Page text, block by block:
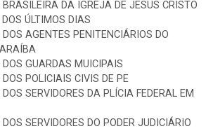
DA IGREJA DE JESUS CRISTO
ÚLTIMOS DIAS
AGENTES PENITENCIÁRIOS DO
GUARDAS MUICIPAIS
POLICIAIS CIVIS DE PE
SERVIDORES DA PLÍCIA FEDERAL EM
SERVIDORES DO PODER JUDICIÁRIO